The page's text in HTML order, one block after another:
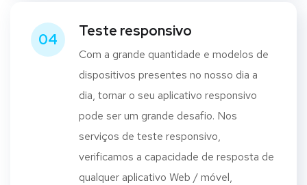
04 Teste responsivo
Com a grande quantidade e modelos de
dispositivos presentes no nosso dia a
dia, tornar o seu aplicativo responsivo
pode ser um grande desafio. Nos
serviços de teste responsivo,
verificamos a capacidade de resposta de
qualquer aplicativo Web / móvel,